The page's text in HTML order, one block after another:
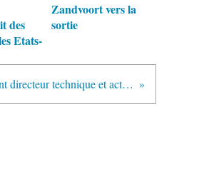
des
Etats-
Zandvoort vers la
sortie
Paddy Lowe devient directeur technique et actionnaire de Williams